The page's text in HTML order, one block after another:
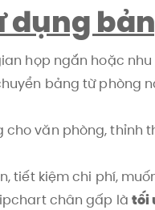
dụng
họp ngắn hoặc
bảng từ phòng
văn phòng,
tiết kiệm chi phí,
chân gấp là tối